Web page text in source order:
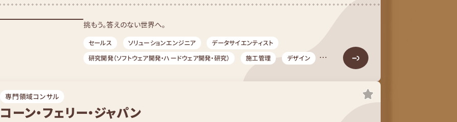
挑もう。答えのない世界へ。
セールス ソリューションエンジニア
データサイエンティスト
研究開発（ソフトウェア開発・ハードウェア開発・研究）
施工管理
デザイン
専門領域コンサル
コーン・フェリー・ジャパン